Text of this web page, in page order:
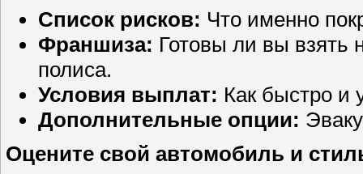
Список рисков: Что именно
Франшиза: Готовы ли вы взять
полиса.
Условия выплат: Как быстро и
Дополнительные опции:
Оцените свой автомобиль и